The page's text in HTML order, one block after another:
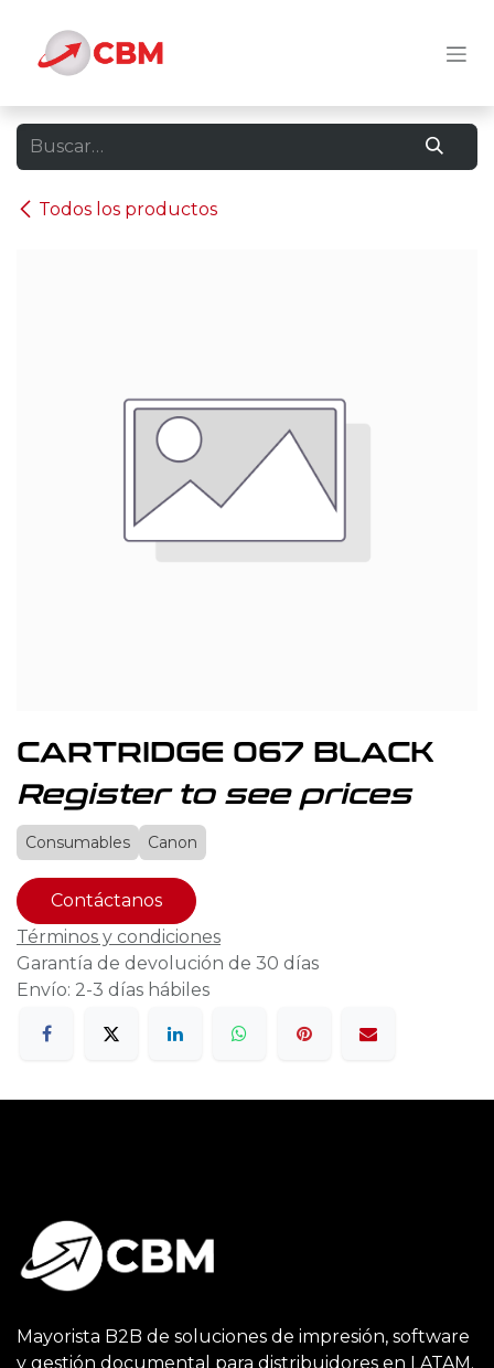
Todos los productos
CARTRIDGE 067 BLACK
Register to see prices
Consumables Canon
Contáctanos
Términos y condiciones
Garantía de devolución de 30 días
Envío: 2-3 días hábiles
Mayorista B2B de soluciones de impresión, software
y gestión documental para distribuidores en LATAM.